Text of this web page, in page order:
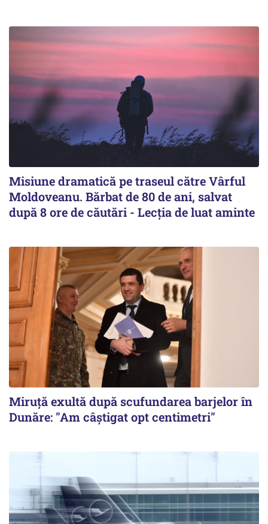
Misiune dramatică pe traseul către Vârful
Moldoveanu. Bărbat de 80 de ani, salvat
după 8 ore de căutări - Lecția de luat aminte
Miruță exultă după scufundarea barjelor în
Dunăre: "Am câștigat opt centimetri"